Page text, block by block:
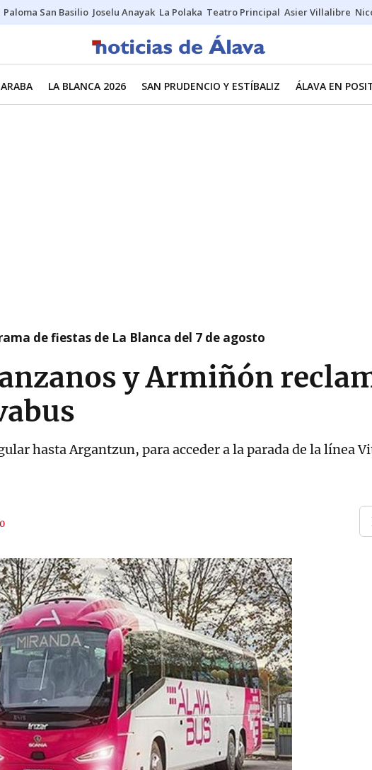
Paloma San Basilio Joselu Anayak La Polaka Teatro Principal Asier Villalibre
LA BLANCA 2026 SAN PRUDENCIO Y ESTÍBALIZ ÁLAVA EN
de fiestas de La Blanca del 7 de agosto
y Armiñón
hasta Argantzun, para acceder a la parada de la línea